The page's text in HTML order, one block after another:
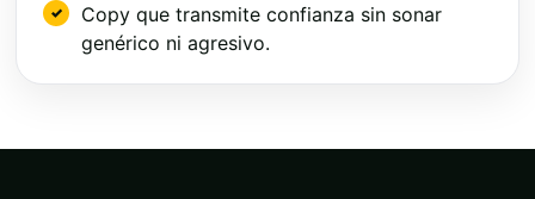
Copy que transmite confianza sin sonar
genérico ni agresivo.